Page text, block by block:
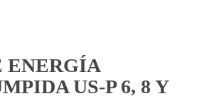
ENERGÍA
US-P 6, 8 Y